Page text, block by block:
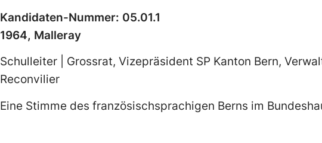
Kandidaten-Nummer: 05.01.1
1964, Malleray
Schulleiter | Grossrat, Vizepräsident SP Kanton Bern,
Reconvilier
Eine Stimme des französischsprachigen Berns im